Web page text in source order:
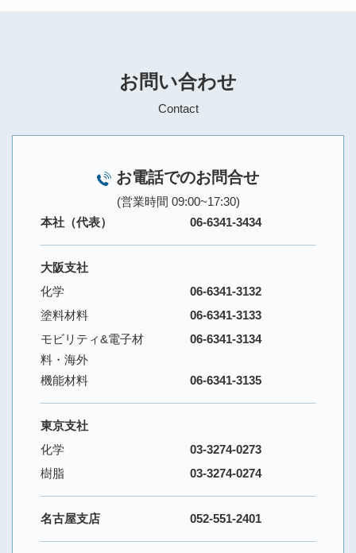
お問い合わせ
Contact
お電話でのお問合せ
(営業時間 09:00~17:30)
本社（代表）
06-6341-3434
大阪支社
化学
06-6341-3132
塗料材料
06-6341-3133
モビリティ&電子材
料・海外
06-6341-3134
機能材料 06-6341-3135
東京支社
化学
03-3274-0273
樹脂
03-3274-0274
名古屋支店 052-551-2401